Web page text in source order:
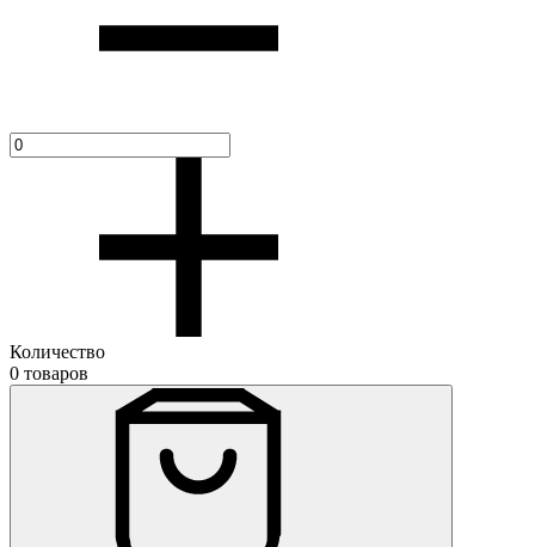
Количество
0 товаров